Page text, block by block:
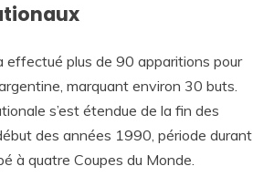
effectué plus de 90 apparitions pour
marquant environ 30 buts.
s’est étendue de la fin des
des années 1990, période durant
à quatre Coupes du Monde.